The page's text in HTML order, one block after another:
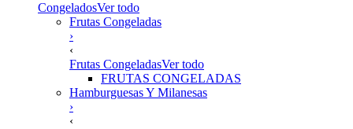
CongeladosVer todo
Frutas Congeladas
›
‹
Frutas CongeladasVer todo
FRUTAS CONGELADAS
Hamburguesas Y Milanesas
›
‹